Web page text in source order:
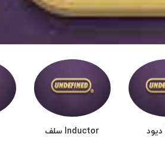
Inductor سلف